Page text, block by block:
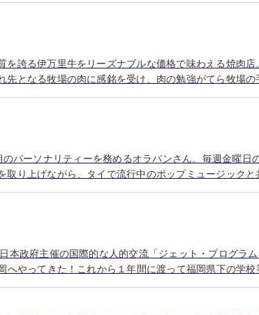
誇る伊万里牛をリーズナブルな価格で味わえる焼肉店
先となる牧場の肉に感銘を受け、肉の勉強がてら牧場の
のパーソナリティーを務めるオラパンさん。毎週金曜日
取り上げながら、タイで流行中のポップミュージック
本政府主催の国際的な人的交流「ジェット・プログラ
へやってきた！これから１年間に渡って福岡県下の学校